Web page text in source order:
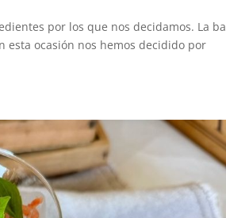
por los que nos decidamos. La
esta ocasión nos hemos decidido por